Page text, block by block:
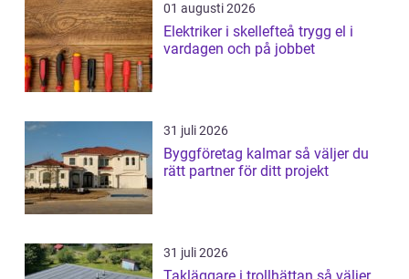
01 augusti 2026
Elektriker i skellefteå trygg el i
vardagen och på jobbet
31 juli 2026
Byggföretag kalmar så väljer du
rätt partner för ditt projekt
31 juli 2026